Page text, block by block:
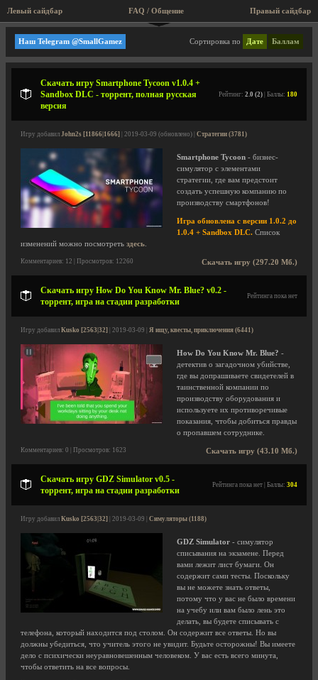
Левый сайдбар Правый сайдбар
FAQ / Общение
Мини игры, аркады, старые игры!
Сортировка по Дате Баллам
Наш Telegram @SmallGamez
Скачать игру Smartphone Tycoon v1.0.4 +
Sandbox DLC - торрент, полная русская
версия
Рейтинг: 2.0 (2) | Баллы: 180
Игру добавил John2s [11866|1666] | 2019-03-09 (обновлено) | Стратегии (3781)
Smartphone Tycoon - бизнес-
симулятор с элементами
стратегии, где вам предстоит
создать успешную компанию по
производству смартфонов!
Игра обновлена с версии 1.0.2 до
1.0.4 + Sandbox DLC. Список
изменений можно посмотреть здесь
Скачать игру (297.20 Мб.)
Комментариев: 12 | Просмотров: 12260
Скачать игру How Do You Know Mr. Blue? v0.2 -
торрент, игра на стадии разработки
Рейтинга пока нет
Игру добавил Kusko [2563|32] | 2019-03-09 | Я ищу, квесты, приключения (6441)
How Do You Know Mr. Blue? -
детектив о загадочном убийстве,
где вы допрашиваете свидетелей в
таинственной компании по
производству оборудования и
используете их противоречивые
показания, чтобы добиться правды
о пропавшем сотруднике.
Скачать игру (43.10 Мб.)
Комментариев: 0 | Просмотров: 1623
Скачать игру GDZ Simulator v0.5 -
торрент, игра на стадии разработки
Рейтинга пока нет | Баллы: 304
Игру добавил Kusko [2563|32] | 2019-03-09 | Симуляторы (1188)
GDZ Simulator - симулятор
списывания на экзамене. Перед
вами лежит лист бумаги. Он
содержит сами тесты. Поскольку
вы не можете знать ответы,
потому что у вас не было времени
на учебу или вам было лень это
делать, вы будете списывать с
телефона, который находится под столом. Он содержит все ответы. Но вы
должны убедиться, что учитель этого не увидит. Будьте осторожны! Вы имеете
дело с психически неуравновешенным человеком. У вас есть всего минута,
чтобы ответить на все вопросы.